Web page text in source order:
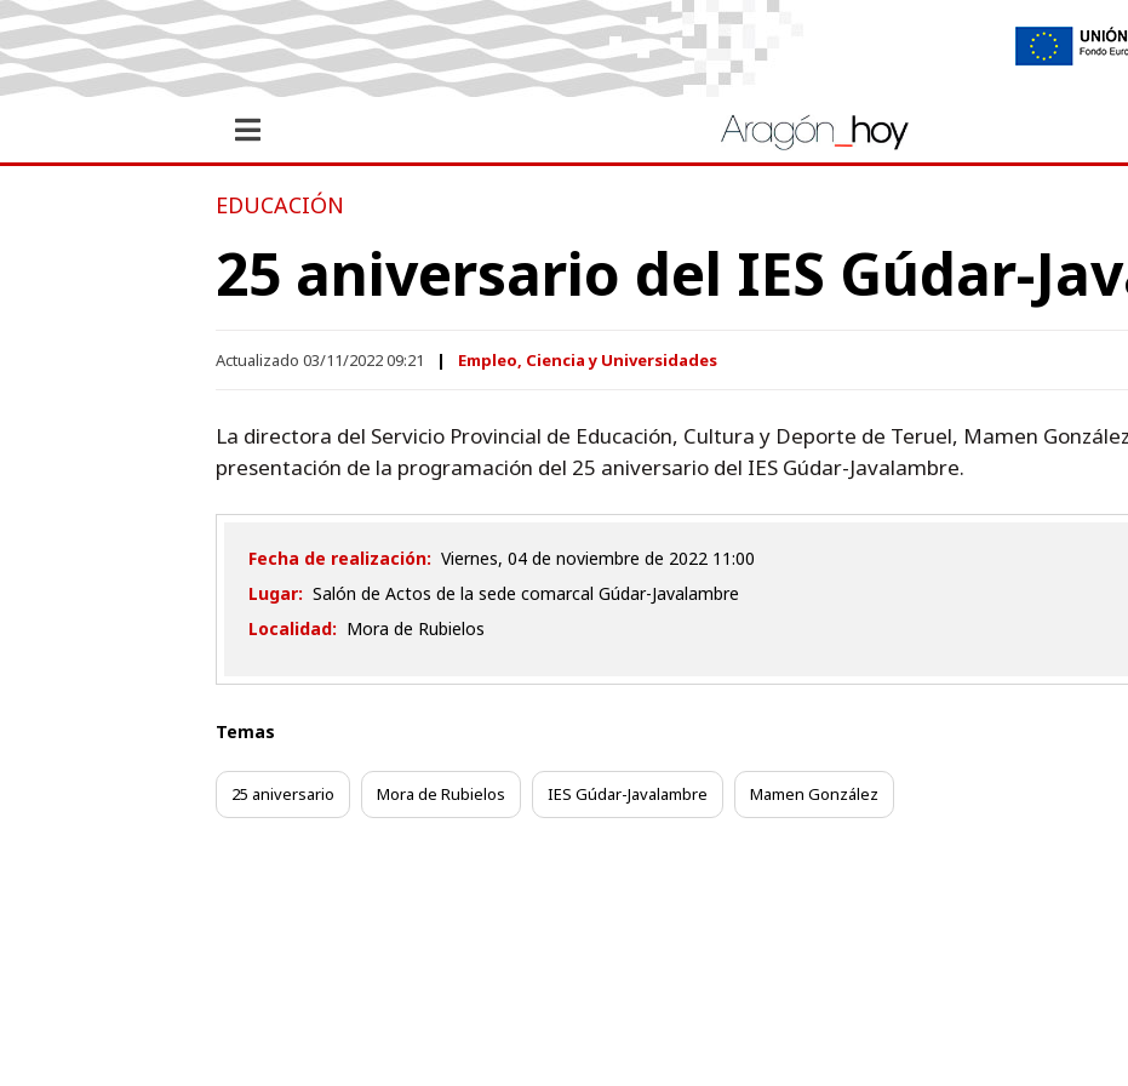
EDUCACIÓN
25 aniversario del IES Gúdar-
Actualizado 03/11/2022 09:21 Empleo, Ciencia y Universidades
La directora del Servicio Provincial de Educación, Cultura y Deporte de Teruel, Mamen
presentación de la programación del 25 aniversario del IES Gúdar-Javalambre.
Fecha de realización:
viernes, 04 de noviembre de 2022 11:00
Lugar: Salón de Actos de la sede comarcal Gúdar-Javalambre
Localidad: Mora de Rubielos
Temas
25 aniversario Mora de Rubielos IES Gúdar-Javalambre Mamen González